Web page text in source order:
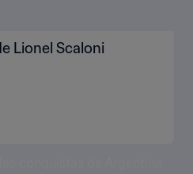
Lionel Scaloni